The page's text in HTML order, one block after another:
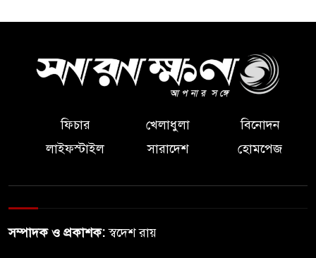
ফিচার খেলাধুলা
বিনোদন
লাইফস্টাইল
সারাদেশ হোমপেজ
সম্পাদক ও প্রকাশক:স্বদেশ রায়